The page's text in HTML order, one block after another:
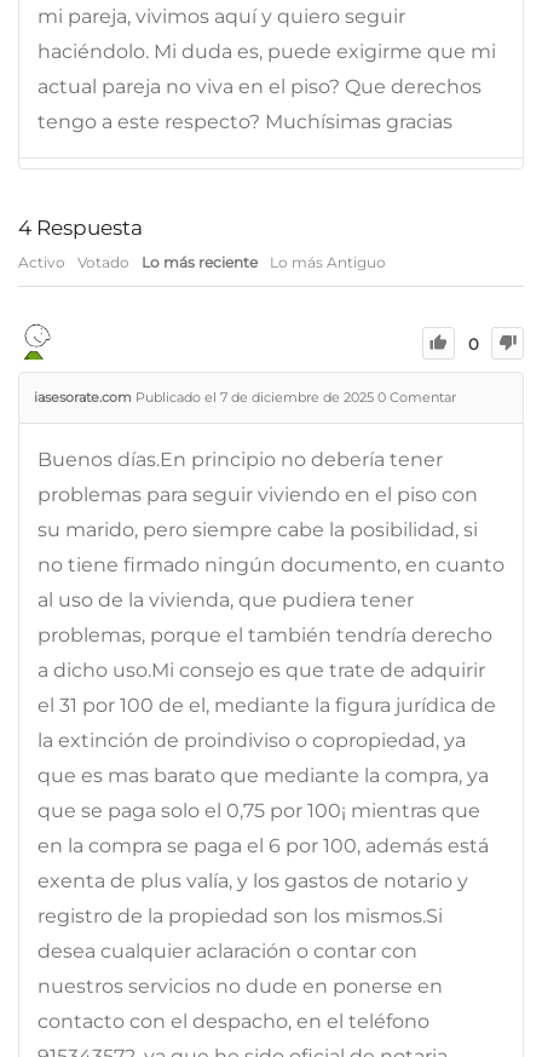
mi pareja, vivimos aquí y quiero seguir
haciéndolo. Mi duda es, puede exigirme que mi
actual pareja no viva en el piso? Que derechos
tengo a este respecto? Muchísimas gracias
4 Respuesta
Activo Votado Lo más reciente Lo más Antiguo
0
iasesorate.com Publicado el 7 de diciembre de 2025 0 Comentar
Buenos días.En principio no debería tener
problemas para seguir viviendo en el piso con
su marido, pero siempre cabe la posibilidad, si
no tiene firmado ningún documento, en cuanto
al uso de la vivienda, que pudiera tener
problemas, porque el también tendría derecho
a dicho uso.Mi consejo es que trate de adquirir
el 31 por 100 de el, mediante la figura jurídica de
la extinción de proindiviso o copropiedad, ya
que es mas barato que mediante la compra, ya
que se paga solo el 0,75 por 100¡ mientras que
en la compra se paga el 6 por 100, además está
exenta de plus valía, y los gastos de notario y
registro de la propiedad son los mismos.Si
desea cualquier aclaración o contar con
nuestros servicios no dude en ponerse en
contacto con el despacho, en el teléfono